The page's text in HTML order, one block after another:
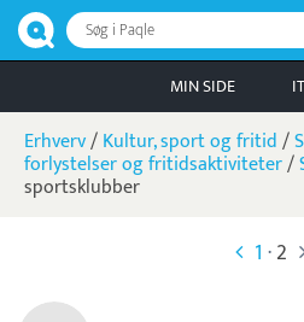
Søg i Paqle
MIN SIDE
Erhverv/Kultur, sport og fritid/
forlystelser og fritidsaktiviteter/
sportsklubber
1 ·2